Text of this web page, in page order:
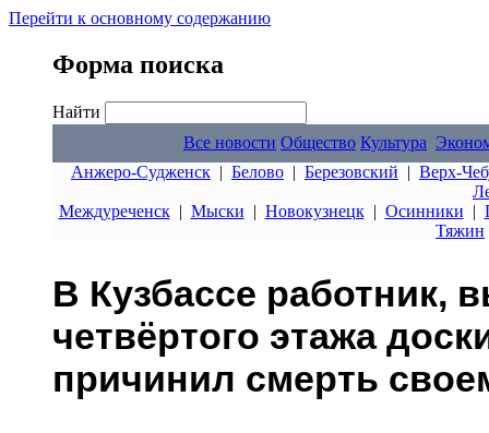
Перейти к основному содержанию
Форма поиска
Найти
Все новости Общество Культура
Анжеро-Судженск | Белово | Березовский | Верх-
Междуреченск| Мыски | Новокузнецк| Осинники |
Тяжин
В Кузбассе работник,
четвёртого этажа
причинил смерть